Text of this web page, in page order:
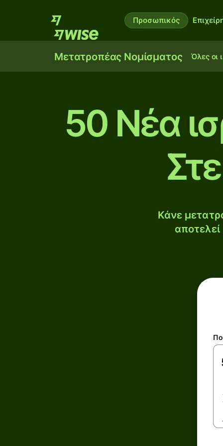
Προσωπικός
Μετατροπέας Νομίσματος Όλες οι
50 Νέα
Κάνε